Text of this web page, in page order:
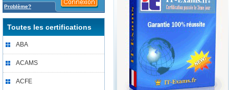
Problème?
Toutes les certifications
ABA
ACAMS
ACFE